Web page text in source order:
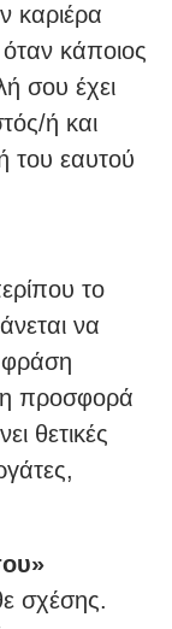
καριέρα
κάποιος
σου έχει
ή και
του εαυτού
το
να
φράση
η προσφορά
θετικές
σχέσης.